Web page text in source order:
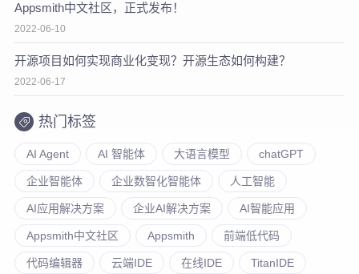
Appsmith中文社区，正式发布！
2022-06-10
开源项目如何实现商业化变现？开源生态如何构建？
2022-06-17
热门标签
AI Agent AI 智能体 大语言模型 chatGPT
企业智能体 企业数智化智能体 人工智能
AI应用解决方案 企业AI解决方案 AI智能应用
Appsmith中文社区 Appsmith 前端低代码
代码编辑器 云端IDE 在线IDE TitanIDE